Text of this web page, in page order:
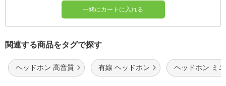
一緒にカートに入れる
関連する商品をタグで探す
ヘッドホン 高音質 有線 ヘッドホン ヘッドホン ミ